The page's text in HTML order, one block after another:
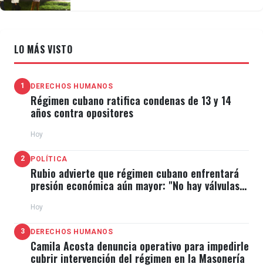
LO MÁS VISTO
1 DERECHOS HUMANOS
Régimen cubano ratifica condenas de 13 y 14
años contra opositores
Hoy
2 POLÍTICA
Rubio advierte que régimen cubano enfrentará
presión económica aún mayor: "No hay válvulas
Hoy
3 DERECHOS HUMANOS
Camila Acosta denuncia operativo para impedirle
cubrir intervención del régimen en la Masonería